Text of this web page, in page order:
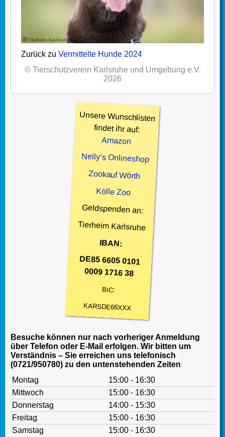
Zurück zu Vermittelte Hunde 2024
© Tierschutzverein Karlsruhe und Umgebung e.V.
2026
Unsere Wunschlisten
findet ihr auf:
Amazon
Nelly’s Onlineshop
Zookauf Wörth
Kölle Zoo
Geldspenden an:
Tierheim Karlsruhe
IBAN:
DE85 6605 0101
0009 1716 38
BIC:
KARSDE66XXX
Besuche können nur nach vorheriger Anmeldung
über Telefon oder E-Mail erfolgen. Wir bitten um
Verständnis – Sie erreichen uns telefonisch
(0721/950780) zu den untenstehenden Zeiten
Montag
15:00 - 16:30
Mittwoch
15:00 - 16:30
Donnerstag
14:00 - 15:30
Freitag
15:00 - 16:30
Samstag
15:00 - 16:30